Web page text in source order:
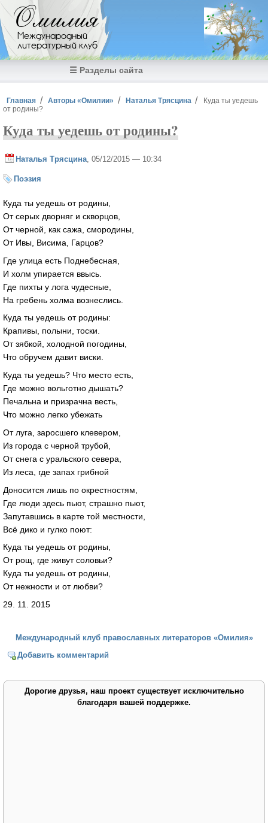
Перейти к основному содержанию
Омилия
Международный
литературный клуб
☰ Разделы сайта
Вы здесь
Главная Авторы «Омилии» Наталья Трясцина
Куда ты уедешь
от родины?
Куда ты уедешь от родины?
Наталья Трясцина , 05/12/2015 — 10:34
Поэзия
Куда ты уедешь от родины,
От серых дворняг и скворцов,
От черной, как сажа, смородины,
От Ивы, Висима, Гарцов?
Где улица есть Поднебесная,
И холм упирается ввысь.
Где пихты у лога чудесные,
На гребень холма вознеслись.
Куда ты уедешь от родины:
Крапивы, полыни, тоски.
От зябкой, холодной погодины,
Что обручем давит виски.
Куда ты уедешь? Что место есть,
Где можно вольготно дышать?
Печальна и призрачна весть,
Что можно легко убежать
От луга, заросшего клевером,
Из города с черной трубой,
От снега с уральского севера,
Из леса, где запах грибной
Доносится лишь по окрестностям,
Где люди здесь пьют, страшно пьют,
Запутавшись в карте той местности,
Всё дико и гулко поют:
Куда ты уедешь от родины,
От рощ, где живут соловьи?
Куда ты уедешь от родины,
От нежности и от любви?
29. 11. 2015
Международный клуб православных литераторов «Омилия»
Добавить комментарий
Дорогие друзья, наш проект существует исключительно
благодаря вашей поддержке.